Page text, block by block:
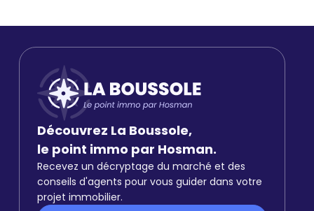
Découvrez La Boussole,
le point immo par Hosman.
Recevez un décryptage du marché et des
conseils d'agents pour vous guider dans votre
projet immobilier.